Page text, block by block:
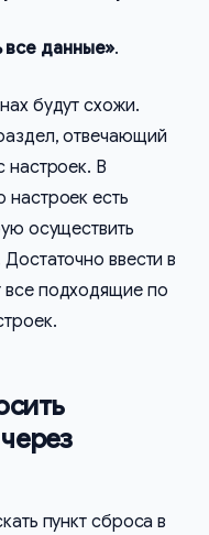
все данные».
будут схожи.
отвечающий
настроек. В
есть
осуществить
ввести в
подходящие по
пункт сброса в